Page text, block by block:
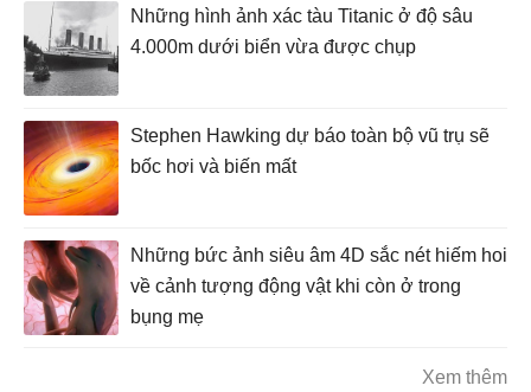
Những hình ảnh xác tàu Titanic ở độ sâu
4.000m dưới biển vừa được chụp
Stephen Hawking dự báo toàn bộ vũ trụ sẽ
bốc hơi và biến mất
Những bức ảnh siêu âm 4D sắc nét hiếm hoi
về cảnh tượng động vật khi còn ở trong
bụng mẹ
Xem thêm